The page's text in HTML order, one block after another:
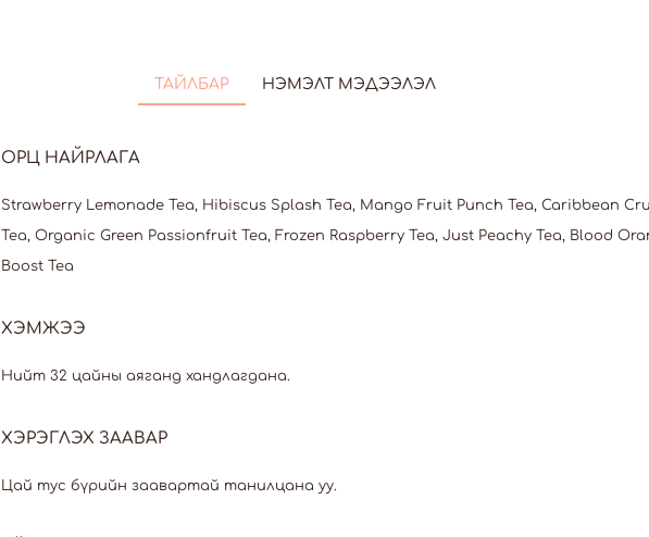
ТАЙЛБАР НЭМЭЛТ МЭДЭЭЛЭЛ
ОРЦ НАЙРЛАГА
Strawberry Lemonade Tea, Hibiscus Splash Tea, Mango Fruit Punch Tea, Caribbean
Tea, Organic Green Passionfruit Tea, Frozen Raspberry Tea, Just Peachy Tea, Blood
Boost Tea
ХЭМЖЭЭ
Нийт 32 цайны аяганд хандлагдана.
ХЭРЭГЛЭХ ЗААВАР
Цай тус бүрийн заавартай танилцана уу.